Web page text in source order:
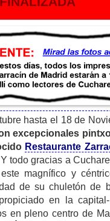
hasta el 18 de
excepcionales
Restaurante
todo gracias a
magnífico y
de su chuletón de
en la
en pleno centro de